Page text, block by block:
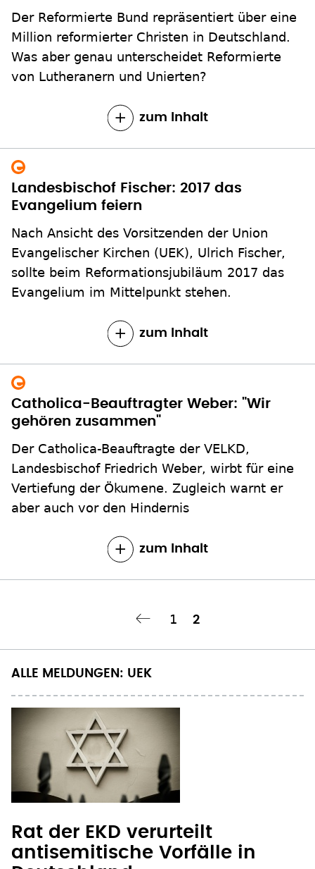
Der Reformierte Bund repräsentiert über eine
Million reformierter Christen in Deutschland.
Was aber genau unterscheidet Reformierte
von Lutheranern und Unierten?
zum Inhalt
Landesbischof Fischer: 2017 das
Evangelium feiern
Nach Ansicht des Vorsitzenden der Union
Evangelischer Kirchen (UEK), Ulrich Fischer,
sollte beim Reformationsjubiläum 2017 das
Evangelium im Mittelpunkt stehen.
zum Inhalt
Catholica-Beauftragter Weber: "Wir
gehören zusammen"
Der Catholica-Beauftragte der VELKD,
Landesbischof Friedrich Weber, wirbt für eine
Vertiefung der Ökumene. Zugleich warnt er
aber auch vor den Hindernis
zum Inhalt
Seite
1
Aktuelle
2
ALLE MELDUNGEN: UEK
Rat der EKD verurteilt
antisemitische Vorfälle in